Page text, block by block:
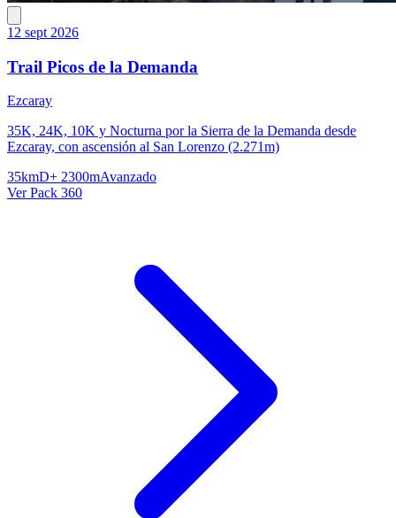
12 sept 2026
Trail Picos de la Demanda
Ezcaray
35K, 24K, 10K y Nocturna por la Sierra de la Demanda desde
Ezcaray, con ascensión al San Lorenzo (2.271m)
35kmD+ 2300mAvanzado
Ver Pack 360